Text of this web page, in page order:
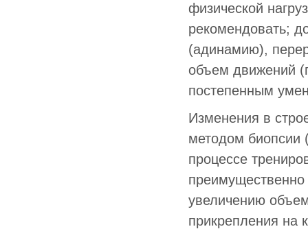
физической
рекомендовать;
(адинамию),
объем движений
постепенным
Изменения в
методом биопсии
процессе
преимущественно
увеличению
прикрепления на